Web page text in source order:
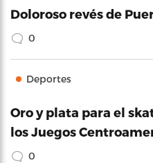
Doloroso revés de
0
Deportes
Oro y plata para el
los Juegos
0